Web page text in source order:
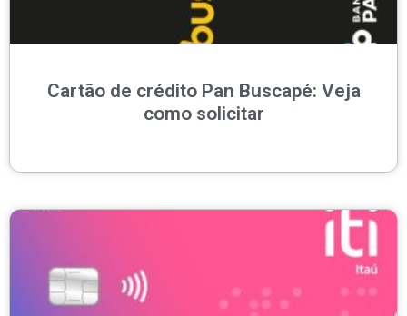
Cartão de crédito Pan Buscapé: Veja
como solicitar